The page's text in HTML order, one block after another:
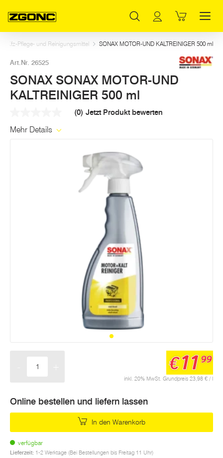
Kfz-Pflege- und Reinigungsmittel SONAX MOTOR-UND KALTREINIGER 500 ml
Art.Nr. 26525
SONAX SONAX MOTOR-UND
KALTREINIGER 500 ml
Link
(0) Jetzt Produkt bewerten
Mehr Details
inkl. 20% MwSt. Grundpreis 23,98 € / l
€11 99
Online bestellen und liefern lassen
In den Warenkorb
verfügbar
Lieferzeit: 1-2 Werktage (Bei Bestellungen bis Freitag 11 Uhr)